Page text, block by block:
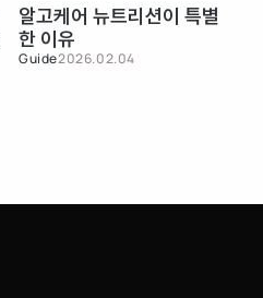
알고케어 뉴트리션이 특별
한 이유
Guide2026.02.04